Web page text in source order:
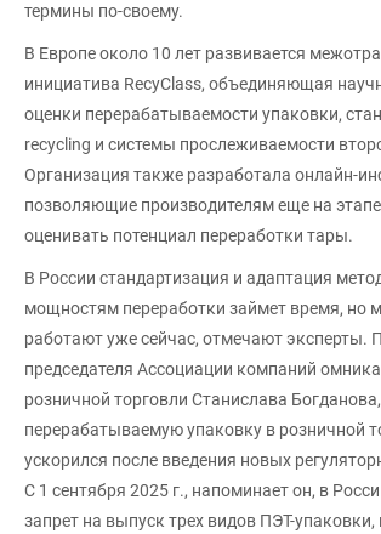
термины по-своему.
В Европе около 10 лет развивается
инициатива RecyClass, объединяющая
оценки перерабатываемости упаковки,
recycling и системы прослеживаемости
Организация также разработала онлайн-
позволяющие производителям еще на
оценивать потенциал переработки тары.
В России стандартизация и адаптация
мощностям переработки займет время, но
работают уже сейчас, отмечают эксперты.
председателя Ассоциации компаний
розничной торговли Станислава
перерабатываемую упаковку в розничной
ускорился после введения новых
С 1 сентября 2025 г., напоминает он, в
запрет на выпуск трех видов ПЭТ-